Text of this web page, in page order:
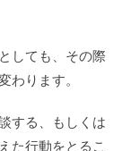
しても、その際
ります。
する、もしくは
た行動をとるこ